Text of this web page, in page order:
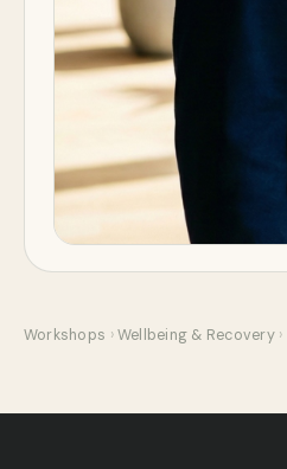
Workshops › Wellbeing & Recovery ›